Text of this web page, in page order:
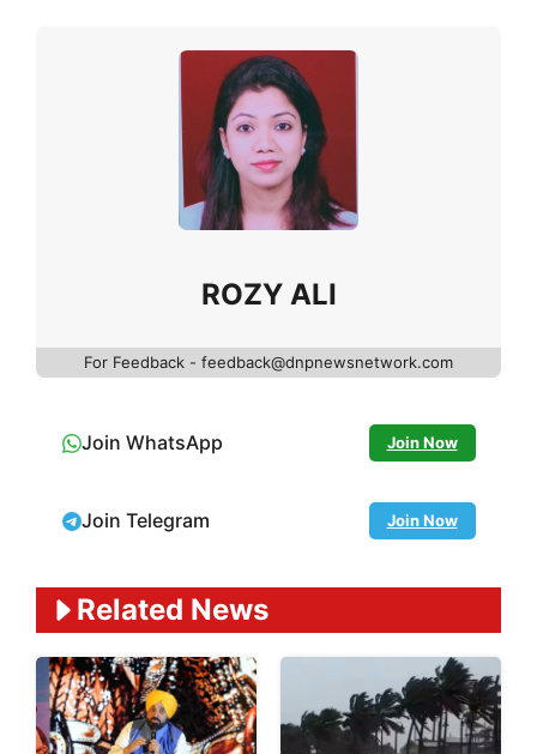
ROZY ALI
For Feedback - feedback@dnpnewsnetwork.com
Join WhatsApp Join Now
Join Telegram Join Now
Related News